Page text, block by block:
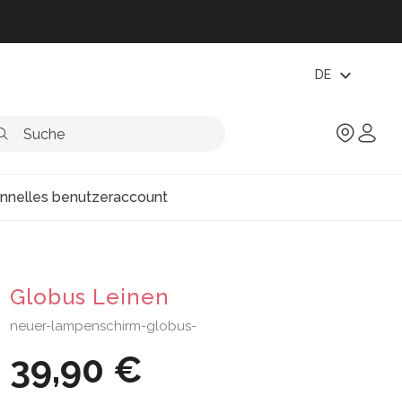
DE expand_more
benutzeraccount
Globus Leinen
neuer-lampenschirm-globus-
39,90 €